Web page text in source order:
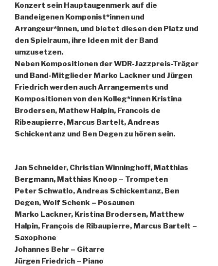
Konzert sein Hauptaugenmerk auf die
Bandeigenen Komponist*innen und
Arrangeur*innen, und bietet diesen den Platz und
den Spielraum, ihre Ideen mit der Band
umzusetzen.
Neben Kompositionen der WDR-Jazzpreis-Träger
und Band-Mitglieder Marko Lackner und Jürgen
Friedrich werden auch Arrangements und
Kompositionen von den Kolleg*innen Kristina
Brodersen, Mathew Halpin, Francois de
Ribeaupierre, Marcus Bartelt, Andreas
Schickentanz und Ben Degen zu hören sein.
Jan Schneider, Christian Winninghoff, Matthias
Bergmann, Matthias Knoop – Trompeten
Peter Schwatlo, Andreas Schickentanz, Ben
Degen, Wolf Schenk – Posaunen
Marko Lackner, Kristina Brodersen, Matthew
Halpin, François de Ribaupierre, Marcus Bartelt –
Saxophone
Johannes Behr – Gitarre
Jürgen Friedrich – Piano